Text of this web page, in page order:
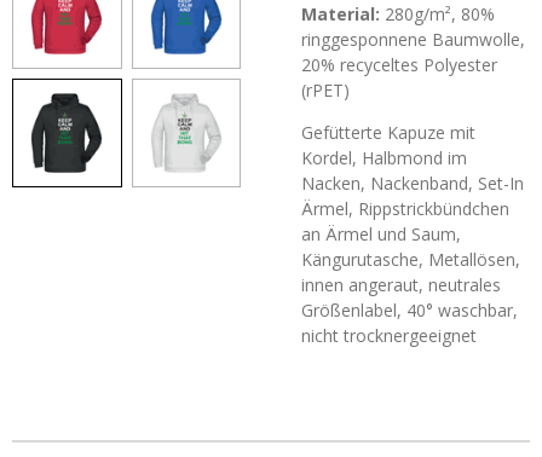
Material: 280g/m², 80%
ringgesponnene Baumwolle,
20% recyceltes Polyester
(rPET)
Gefütterte Kapuze mit
Kordel, Halbmond im
Nacken, Nackenband, Set-In
Ärmel, Rippstrickbündchen
an Ärmel und Saum,
Kängurutasche, Metallösen,
innen angeraut, neutrales
Größenlabel, 40° waschbar,
nicht trocknergeeignet